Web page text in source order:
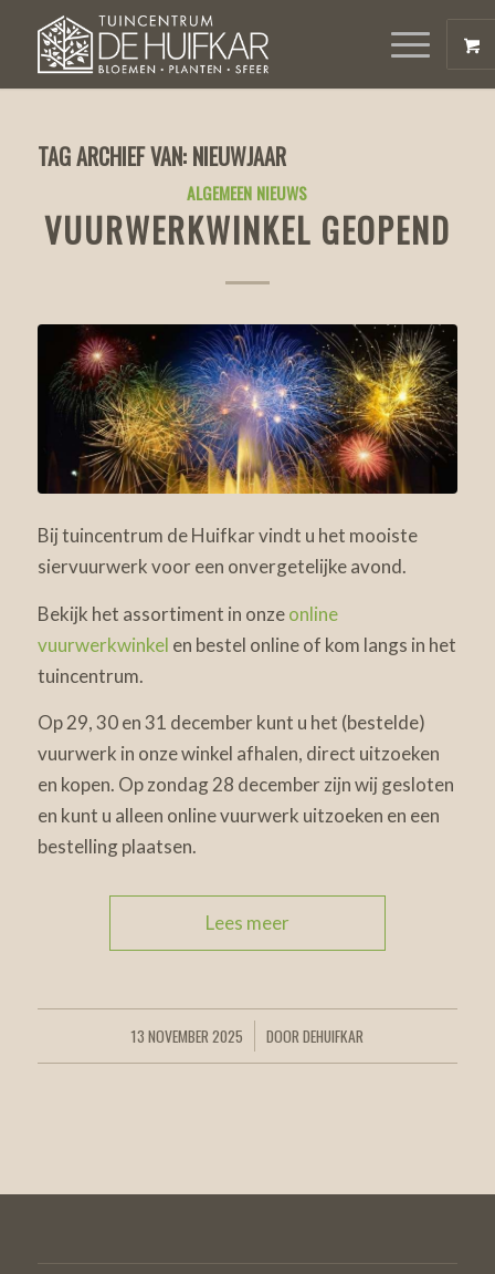
TAG ARCHIEF VAN: NIEUWJAAR
ALGEMEEN NIEUWS
VUURWERKWINKEL GEOPEND
Bij tuincentrum de Huifkar vindt u het mooiste
siervuurwerk voor een onvergetelijke avond.
Bekijk het assortiment in onzeonline
vuurwerkwinkel en bestel online of kom langs in het
tuincentrum.
Op 29, 30 en 31 december kunt u het (bestelde)
vuurwerk in onze winkel afhalen, direct uitzoeken
en kopen. Op zondag 28 december zijn wij gesloten
en kunt u alleen online vuurwerk uitzoeken en een
bestelling plaatsen.
Lees meer
13 NOVEMBER 2025
/ DOORDEHUIFKAR